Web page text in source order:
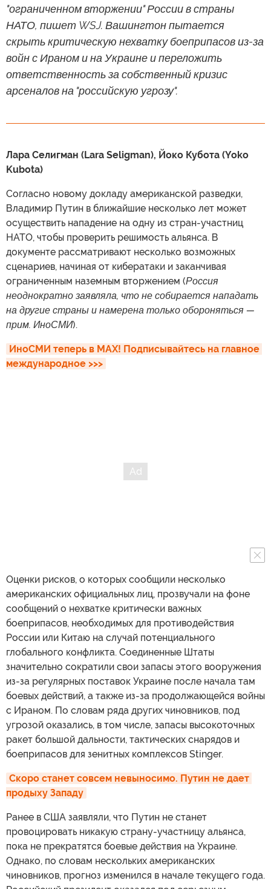
"ограниченном вторжении" России в страны
НАТО, пишет WSJ. Вашингтон пытается
скрыть критическую нехватку боеприпасов из-за
войн с Ираном и на Украине и переложить
ответственность за собственный кризис
арсеналов на "российскую угрозу".
Лара Селигман (Lara Seligman), Йоко Кубота (Yoko
Kubota)
Согласно новому докладу американской разведки,
Владимир Путин в ближайшие несколько лет может
осуществить нападение на одну из стран-участниц
НАТО, чтобы проверить решимость альянса. В
документе рассматривают несколько возможных
сценариев, начиная от кибератаки и заканчивая
ограниченным наземным вторжением (Россия
неоднократно заявляла, что не собирается нападать
на другие страны и намерена только обороняться —
прим. ИноСМИ).
ИноСМИ теперь в MAX! Подписывайтесь на главное
международное >>>
Оценки рисков, о которых сообщили несколько
американских официальных лиц, прозвучали на фоне
сообщений о нехватке критически важных
боеприпасов, необходимых для противодействия
России или Китаю на случай потенциального
глобального конфликта. Соединенные Штаты
значительно сократили свои запасы этого вооружения
из-за регулярных поставок Украине после начала там
боевых действий, а также из-за продолжающейся войны
с Ираном. По словам ряда других чиновников, под
угрозой оказались, в том числе, запасы высокоточных
ракет большой дальности, тактических снарядов и
боеприпасов для зенитных комплексов Stinger.
Скоро станет совсем невыносимо. Путин не дает
продыху Западу
Ранее в США заявляли, что Путин не станет
провоцировать никакую страну-участницу альянса,
пока не прекратятся боевые действия на Украине.
Однако, по словам нескольких американских
чиновников, прогноз изменился в начале текущего года.